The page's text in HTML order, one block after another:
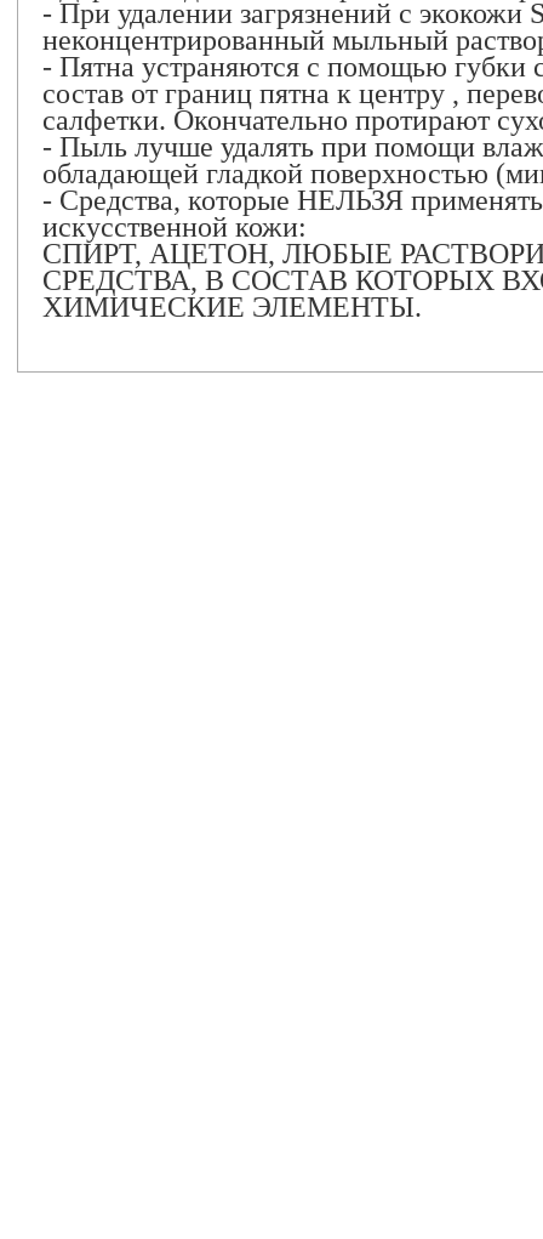
- При удалении загрязнений с экокожи
неконцентрированный мыльный
- Пятна устраняются с помощью губки
состав от границ пятна к центру ,
салфетки. Окончательно протирают
- Пыль лучше удалять при помощи
обладающей гладкой поверхностью
- Средства, которые НЕЛЬЗЯ
искусственной кожи:
СПИРТ, АЦЕТОН, ЛЮБЫЕ
СРЕДСТВА, В СОСТАВ КОТОРЫХ
ХИМИЧЕСКИЕ ЭЛЕМЕНТЫ.